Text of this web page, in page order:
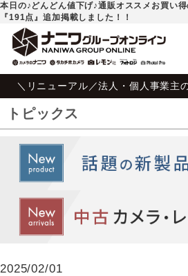
本日の♪どんどん値下げ♪通販オススメお買い
『191点』追加掲載しました！！
＼リニューアル／法人・個人事業主
トピックス
2025/02/01